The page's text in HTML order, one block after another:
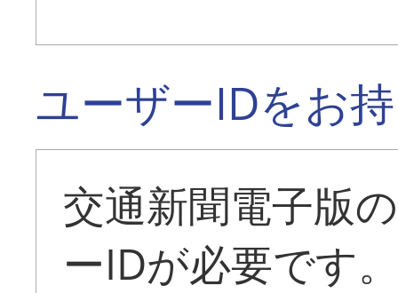
ユーザーIDをお
交通新聞電子版
ーIDが必要です